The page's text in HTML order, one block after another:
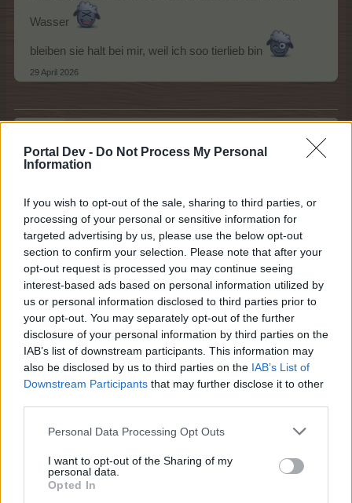
Portal Dev - Do Not Process My Personal
Information
If you wish to opt-out of the sale, sharing to third parties, or
processing of your personal or sensitive information for
targeted advertising by us, please use the below opt-out
section to confirm your selection. Please note that after your
opt-out request is processed you may continue seeing
interest-based ads based on personal information utilized by
us or personal information disclosed to third parties prior to
your opt-out. You may separately opt-out of the further
disclosure of your personal information by third parties on the
IAB’s list of downstream participants. This information may
also be disclosed by us to third parties on the IAB’s List of
Downstream Participants that may further disclose it to other
Personal Data Processing Opt Outs
I want to opt-out of the Sharing of my
personal data.
Opted In
Wasser
bleiben sie halt bei mir, weil ich soo tierlieb bin
29 April 2026
bin ich für dieses mal raus. Mir wird übel wenn ich
nebenan mitlese.
29 April 2026
jömi54 dummydummy gefällt dies.
jömi54
Lebende Forenlegende
Zitat von krummbein:↑
Braucht noch jemand was? Dann schickt ne Eule sonst bin ich
Ich tausch in Zukunft nur noch im Ballon.